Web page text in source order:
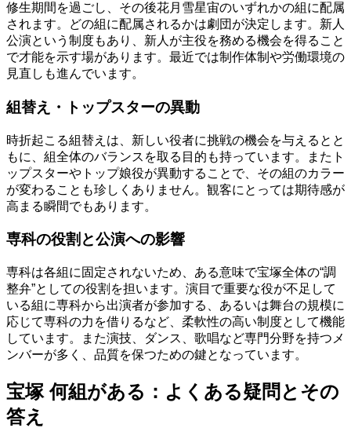
修生期間を過ごし、その後花月雪星宙のいずれかの組に配属
されます。どの組に配属されるかは劇団が決定します。新人
公演という制度もあり、新人が主役を務める機会を得ること
で才能を示す場があります。最近では制作体制や労働環境の
見直しも進んでいます。
組替え・トップスターの異動
時折起こる組替えは、新しい役者に挑戦の機会を与えるとと
もに、組全体のバランスを取る目的も持っています。またト
ップスターやトップ娘役が異動することで、その組のカラー
が変わることも珍しくありません。観客にとっては期待感が
高まる瞬間でもあります。
専科の役割と公演への影響
専科は各組に固定されないため、ある意味で宝塚全体の“調
整弁”としての役割を担います。演目で重要な役が不足して
いる組に専科から出演者が参加する、あるいは舞台の規模に
応じて専科の力を借りるなど、柔軟性の高い制度として機能
しています。また演技、ダンス、歌唱など専門分野を持つメ
ンバーが多く、品質を保つための鍵となっています。
宝塚 何組がある：よくある疑問とその
答え